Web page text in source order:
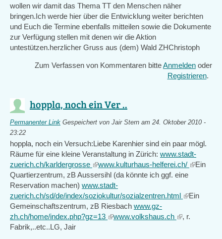
wollen wir damit das Thema TT den Menschen näher
bringen.Ich werde hier über die Entwicklung weiter berichten
und Euch die Termine ebenfalls mitteilen sowie die Dokumente
zur Verfügung stellen mit denen wir die Aktion
untestützen.herzlicher Gruss aus (dem) Wald ZHChristoph
Zum Verfassen von Kommentaren bitteAnmelden oder
Registrieren.
hoppla, noch ein Ver ..
Permanenter Link Gespeichert von Jair Stern am 24. Oktober 2010 -
23:22
hoppla, noch ein Versuch:Liebe Karenhier sind ein paar mögl.
Räume für eine kleine Veranstaltung in Zürich: www.stadt-
zuerich.ch/karldergrosse (link
is
external)
www.kulturhaus-helferei.ch/ (link
Ein
Quartierzentrum, zB Aussersihl (da könnte ich ggf. eine
Reservation machen) www.stadt-
zuerich.ch/sd/de/index/soziokultur/sozialzentren.html (link
external)
Ein
Gemeinschaftszentrum, zB Riesbach www.gz-
zh.ch/home/index.php?gz=13 (link
www.volkshaus.ch (link
, r.
Fabrik,..etc..LG, Jair